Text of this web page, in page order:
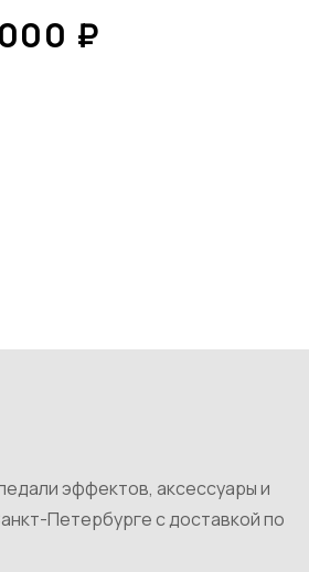
₽
эффектов, аксессуары и
Петербурге c доставкой по